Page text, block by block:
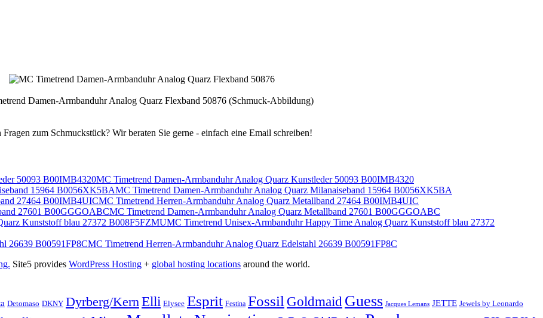
Damen-Armbanduhr Analog Quarz Flexband 50876 (Schmuck-Abbildung)
MC Timetrend Damen-Armbanduhr Analog Quarz Kunstleder 50093 B00IMB4320
MC Timetrend Damen-Armbanduhr Analog Quarz Milanaiseband 15964 B0056XK5BA
MC Timetrend Herren-Armbanduhr Analog Quarz Metallband 27464 B00IMB4UIC
MC Timetrend Damen-Armbanduhr Analog Quarz Metallband 27601 B00GGGOABC
MC Timetrend Unisex-Armbanduhr Happy Time Analog Quarz Kunststoff blau 27372
MC Timetrend Herren-Armbanduhr Analog Quarz Edelstahl 26639 B00591FP8C
Site5 provides WordPress Hosting + global hosting locations around the world.
Detomaso DKNY Dyrberg/KernElli Elysee Esprit Festina Fossil Goldmaid Guess Jacques Lemans JETTE Jewels by Leonardo